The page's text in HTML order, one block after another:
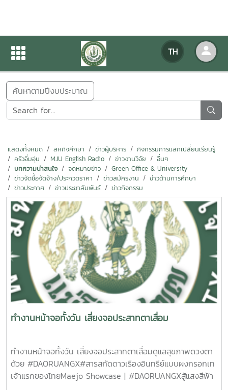
TH
ข่าวสารกิจกรรม
ข่าวสารกิจกรรม
ค้นหาตามปีงบประมาณ
แสดงทั้งหมด สหกิจศึกษา ข่าวผู้บริหาร
กิจกรรมการแลกเปลี่ยนเรียนรู้
ครัวอิ่มอุ่น
MJU English Radio ข่าวงานวิจัย
อื่นๆ
บทความน่าสนใจ
จดหมายข่าว
Green Office & University
ข่าวจัดซื้อจัดจ้าง/ประกวดราคา
ข่าวสมัครงาน
ข่าวด้านการศึกษา
ข่าวประกาศ
ข่าวประชาสัมพันธ์ ข่าวกิจกรรม
ทำงานหน้าจอทั้งวัน เสี่ยงจอประสาทตาเสื่อม
ทำงานหน้าจอทั้งวัน เสี่ยงจอประสาทตาเสื่อมดูแลสุขภาพดวงตา
ด้วย #DAORUANGX#สารสกัดดาวเรืองอินทรีย์แบบผงกรอกเท
เจ้าแรกของไทยMaejo Showcase | #DAORUANGXสู้แสงสีฟ้า